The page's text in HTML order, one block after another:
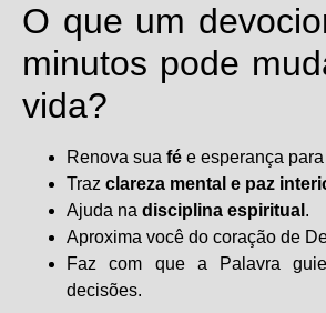
O que um
minutos pode
vida?
Renova sua fé e esperança
Traz clareza mental e paz
Ajuda na disciplina espiritual .
Aproxima você do coração de
Faz com que a Palavra
decisões.